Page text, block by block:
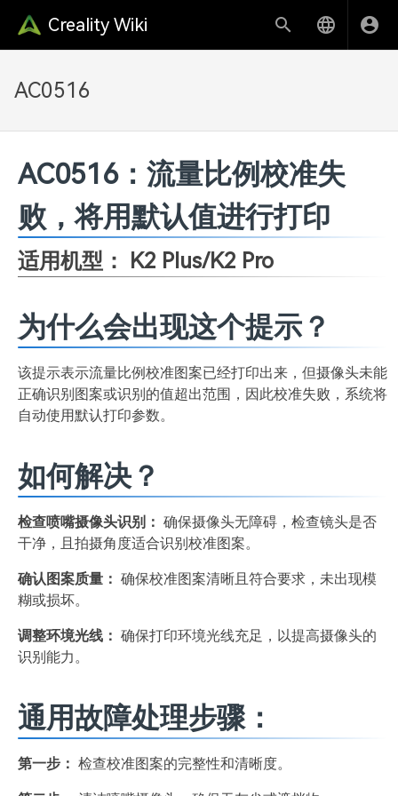
Creality Wiki
AC0516
AC0516：流量比例校准失
败，将用默认值进行打印
适用机型： K2 Plus/K2 Pro
为什么会出现这个提示？
该提示表示流量比例校准图案已经打印出来，但摄像头未能
正确识别图案或识别的值超出范围，因此校准失败，系统将
自动使用默认打印参数。
如何解决？
检查喷嘴摄像头识别： 确保摄像头无障碍，检查镜头是否
干净，且拍摄角度适合识别校准图案。
确认图案质量： 确保校准图案清晰且符合要求，未出现模
糊或损坏。
调整环境光线： 确保打印环境光线充足，以提高摄像头的
识别能力。
通用故障处理步骤：
第一步： 检查校准图案的完整性和清晰度。